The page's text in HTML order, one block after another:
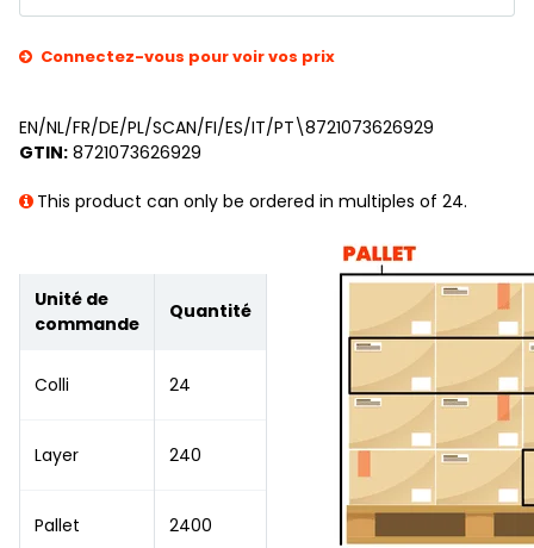
Connectez-vous pour voir vos prix
EN/NL/FR/DE/PL/SCAN/FI/ES/IT/PT\8721073626929
GTIN: 8721073626929
This product can only be ordered in multiples of 24.
Unité de
commande
Quantité
Colli 24
Layer 240
Pallet 2400